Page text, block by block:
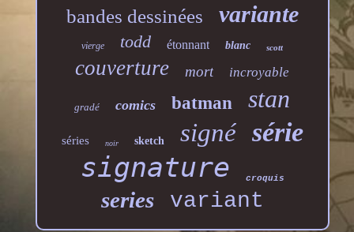
bandes dessinées variante
vierge todd étonnant blanc scott
couverture mort incroyable
gradé comics batman stan
séries noir sketch signé série
signature croquis
series variant